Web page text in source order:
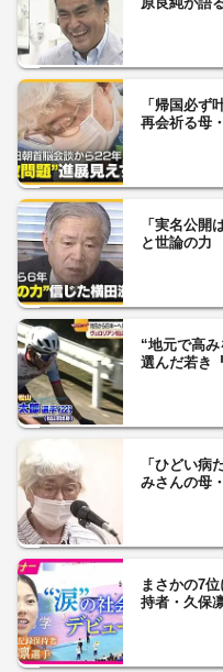
「帰国必ず
再会祈る母
「実名公開
と世論の力
“地元で高
選んだ若き
「ひどい病
みさんの母
まさかの7
持者・久保